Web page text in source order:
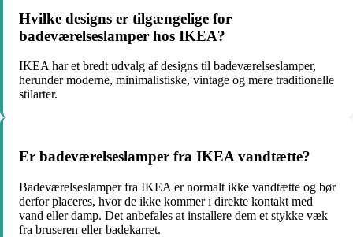
Hvilke designs er tilgængelige for
badeværelseslamper hos IKEA?
IKEA har et bredt udvalg af designs til badeværelseslamper,
herunder moderne, minimalistiske, vintage og mere traditionelle
stilarter.
Er badeværelseslamper fra IKEA vandtætte?
Badeværelseslamper fra IKEA er normalt ikke vandtætte og bør
derfor placeres, hvor de ikke kommer i direkte kontakt med
vand eller damp. Det anbefales at installere dem et stykke væk
fra bruseren eller badekarret.